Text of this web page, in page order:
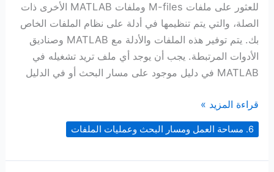
للعثور على ملفات M-files وملفات MATLAB الأخرى ذات
الصلة، والتي يتم تنظيمها في أدلة على نظام الملفات الخاص
بك. يتم توفير هذه الملفات والأدلة مع MATLAB وصناديق
الأدوات المرتبطة. يجب أن يوجد أي ملف تريد تشغيله في
MATLAB في دليل موجود على مسار البحث أو في الدليل
مسار
البحث
قراءة المزيد »
6. مساحة العمل ومسار البحث وعمليات الملفات